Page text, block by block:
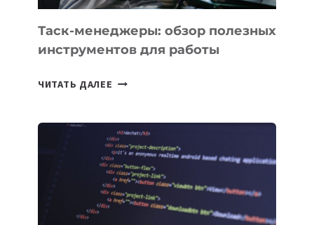
УЖЕ
СЕГОДНЯ
Таск-менеджеры: обзор полезных
инструментов для работы
ЧИТАТЬ ДАЛЕЕ ТАСК-
ПОЛЕЗНЫХ
ИНСТРУМЕНТОВ
ДЛЯ
РАБОТЫ